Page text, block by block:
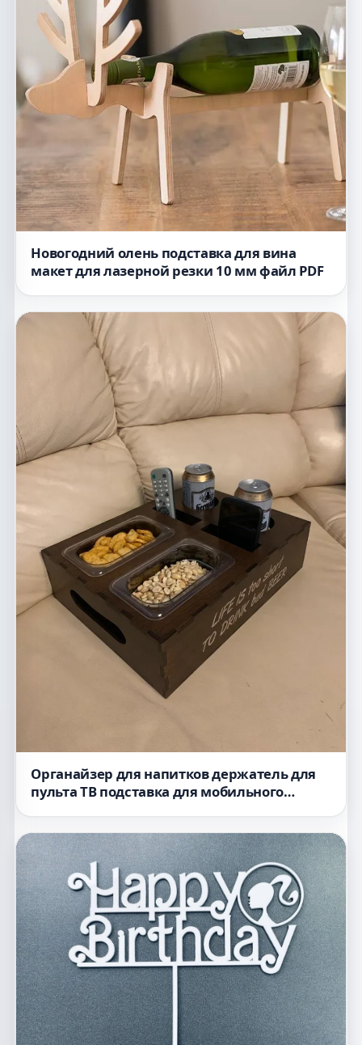
Новогодний олень подставка для вина
макет для лазерной резки 10 мм файл PDF
Органайзер для напитков держатель для
пульта ТВ подставка для мобильного